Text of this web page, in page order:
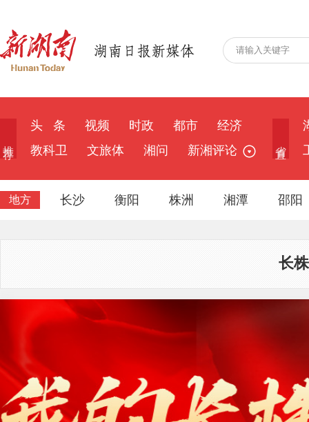
头 条 视频 时政 都市
经济
教科卫
文旅体 湘问 新湘评论
地方 长沙 衡阳 株洲 湘潭 邵阳
长